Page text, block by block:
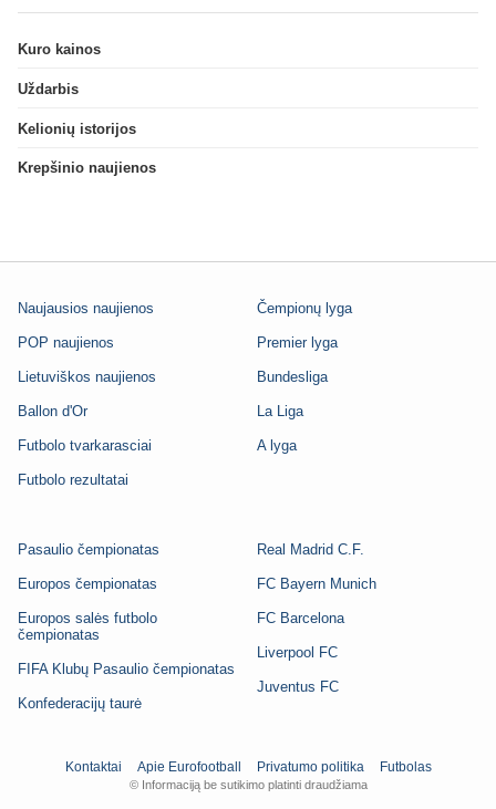
Kuro kainos
Uždarbis
Kelionių istorijos
Krepšinio naujienos
Naujausios naujienos
POP naujienos
Lietuviškos naujienos
Ballon d'Or
Futbolo tvarkarasciai
Futbolo rezultatai
Čempionų lyga
Premier lyga
Bundesliga
La Liga
A lyga
Pasaulio čempionatas
Europos čempionatas
Europos salės futbolo
čempionatas
FIFA Klubų Pasaulio čempionatas
Konfederacijų taurė
Real Madrid C.F.
FC Bayern Munich
FC Barcelona
Liverpool FC
Juventus FC
Kontaktai Apie Eurofootball Privatumo politika Futbolas
© Informaciją be sutikimo platinti draudžiama